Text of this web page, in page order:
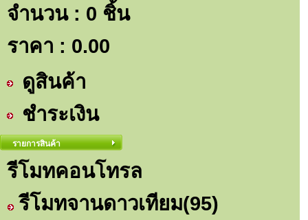
จำนวน : 0 ชิ้น
ราคา : 0.00
ดูสินค้า
ชำระเงิน
รายการสินค้า
รีโมทคอนโทรล
รีโมทจานดาวเทียม(95)